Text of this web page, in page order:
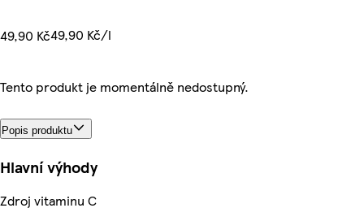
49,90 Kč49,90 Kč/l
Tento produkt je momentálně nedostupný.
Popis produktu
Hlavní výhody
Zdroj vitaminu C